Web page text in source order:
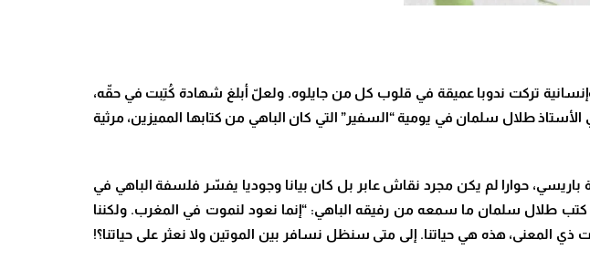
بوصلةً ثقافية وإنسانية تركت ندوبا عميقة في قلوب كل من جايلوه. ولعلّ أبلغ شهادة كُتِبت في حقّه،
الأستاذ طلال سلمان في يومية “السفير” التي كان الباهي من كتابها المميزين، مرثية
حوارا لم يكن مجرد نقاش عابر بل كان بيانا وجوديا يفسّر فلسفة الباهي في
طلال سلمان ما سمعه من رفيقه الباهي: “إنما نعود لنموت في المغرب. ولكننا
المعنى، هذه هي حياتنا. إلى متى سنظل نسافر بين الموتين ولا نعثر على حياتنا؟!